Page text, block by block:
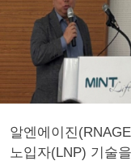
알엔에이진
노입자(LNP) 기술